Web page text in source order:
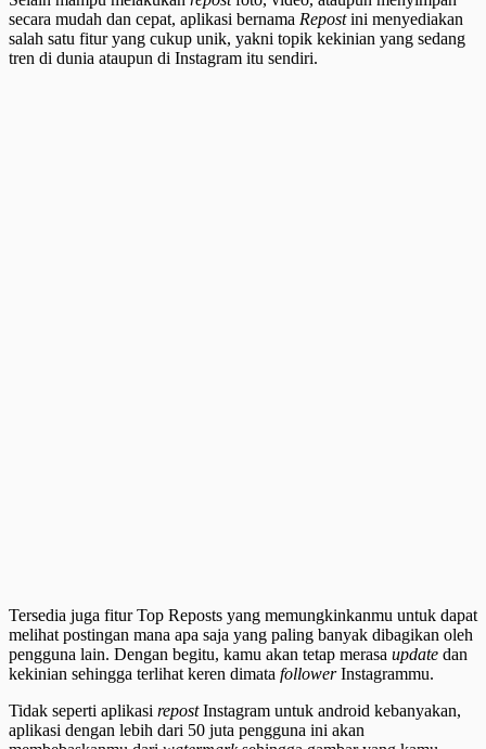
secara mudah dan cepat, aplikasi bernama Repostini menyediakan
salah satu fitur yang cukup unik, yakni topik kekinian yang sedang
tren di dunia ataupun di Instagram itu sendiri.
Tersedia juga fitur Top Reposts yang memungkinkanmu untuk dapat
melihat postingan mana apa saja yang paling banyak dibagikan oleh
pengguna lain. Dengan begitu, kamu akan tetap merasa update dan
kekinian sehingga terlihat keren dimata followerInstagrammu.
Tidak seperti aplikasi repostInstagram untuk android kebanyakan,
aplikasi dengan lebih dari 50 juta pengguna ini akan